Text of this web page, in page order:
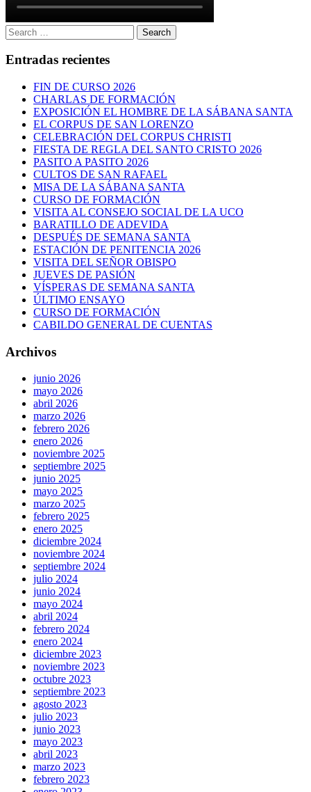
Search
for:
Search
Entradas recientes
FIN DE CURSO 2026
CHARLAS DE FORMACIÓN
EXPOSICIÓN EL HOMBRE DE LA SÁBANA SANTA
EL CORPUS DE SAN LORENZO
CELEBRACIÓN DEL CORPUS CHRISTI
FIESTA DE REGLA DEL SANTO CRISTO 2026
PASITO A PASITO 2026
CULTOS DE SAN RAFAEL
MISA DE LA SÁBANA SANTA
CURSO DE FORMACIÓN
VISITA AL CONSEJO SOCIAL DE LA UCO
BARATILLO DE ADEVIDA
DESPUÉS DE SEMANA SANTA
ESTACIÓN DE PENITENCIA 2026
VISITA DEL SEÑOR OBISPO
JUEVES DE PASIÓN
VÍSPERAS DE SEMANA SANTA
ÚLTIMO ENSAYO
CURSO DE FORMACIÓN
CABILDO GENERAL DE CUENTAS
Archivos
junio 2026
mayo 2026
abril 2026
marzo 2026
febrero 2026
enero 2026
noviembre 2025
septiembre 2025
junio 2025
mayo 2025
marzo 2025
febrero 2025
enero 2025
diciembre 2024
noviembre 2024
septiembre 2024
julio 2024
junio 2024
mayo 2024
abril 2024
febrero 2024
enero 2024
diciembre 2023
noviembre 2023
octubre 2023
septiembre 2023
agosto 2023
julio 2023
junio 2023
mayo 2023
abril 2023
marzo 2023
febrero 2023